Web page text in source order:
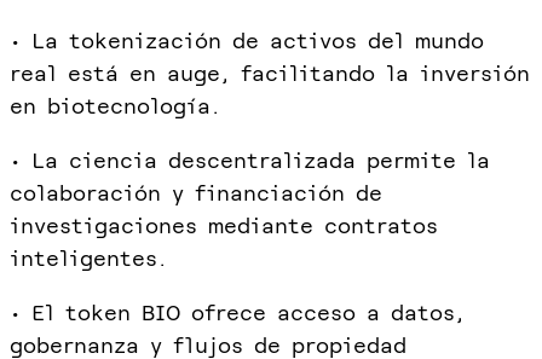
• La tokenización de activos del mundo
real está en auge, facilitando la inversión
en biotecnología.
• La ciencia descentralizada permite la
colaboración y financiación de
investigaciones mediante contratos
inteligentes.
• El token BIO ofrece acceso a datos,
gobernanza y flujos de propiedad